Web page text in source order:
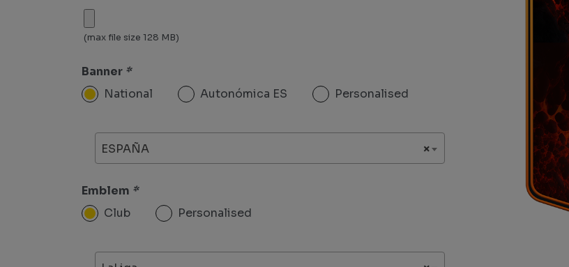
(max file size 128 MB)
Banner *
National
Autonómica ES Personalised
×
ESPAÑA
Emblem *
Club
Personalised